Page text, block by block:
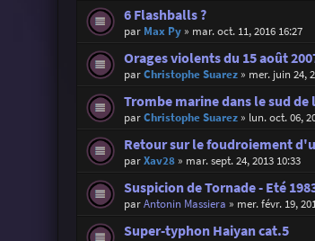
6 Flashballs ?
par Max Py» mar. oct. 11, 2016 16:27
Orages violents du 15 août
parChristophe Suarez» mer. juin 24,
Trombe marine dans le sud de
parChristophe Suarez» lun. oct. 06,
Retour sur le foudroiement
parXav28» mar. sept. 24, 2013 10:33
Suspicion de Tornade - Eté
parAntonin Massiera » mer. févr. 19,
Super-typhon Haiyan cat.5